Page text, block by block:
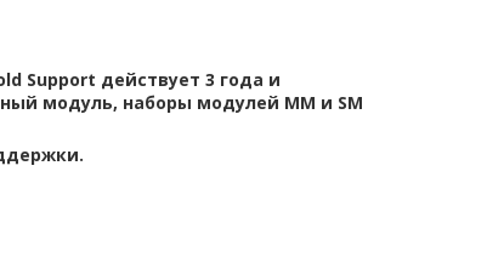
Support действует 3 года и
модуль, наборы модулей MM и SM